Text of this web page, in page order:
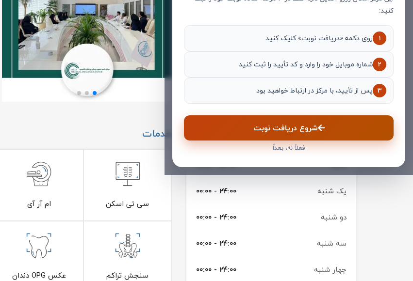
کنید:
1 روی دکمه «دریافت نوبت» کلیک کنید
2 شماره موبایل خود را وارد و کد تأیید را ثبت کنید
3 پس از تأیید، با مرکز در ارتباط خواهید بود
شروع دریافت نوبت
فعلاً نه، بعداً
تایم کاری
00:00 - 24:00 شنبه
00:00 - 24:00 یک شنبه
00:00 - 24:00 دو شنبه
00:00 - 24:00 سه شنبه
00:00 - 24:00 چهار شنبه
خدمات
سی تی اسکن ام آر آی
سنجش تراکم
عکس OPG دندان